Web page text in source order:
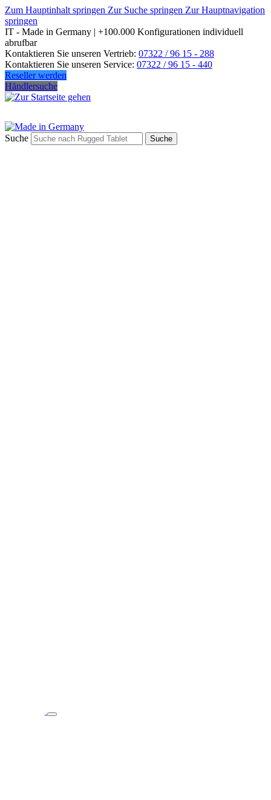
Zum Hauptinhalt springen Zur Suche springen Zur Hauptnavigation
springen
IT - Made in Germany | +100.000 Konfigurationen individuell
abrufbar
Kontaktieren Sie unseren Vertrieb: 07322 / 96 15 - 288
Kontaktieren Sie unseren Service: 07322 / 96 15 - 440
Reseller werden
Händlersuche
Suche Suche